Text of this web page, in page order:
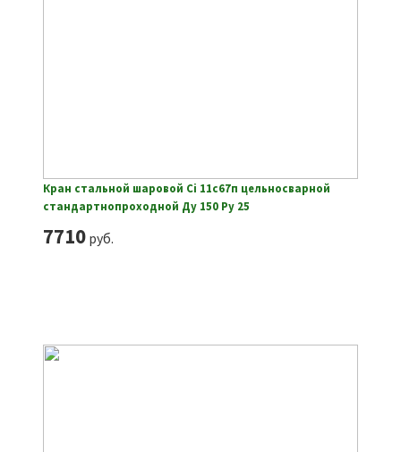
Кран стальной шаровой Ci 11с67п цельносварной
стандартнопроходной Ду 150 Ру 25
7710руб.